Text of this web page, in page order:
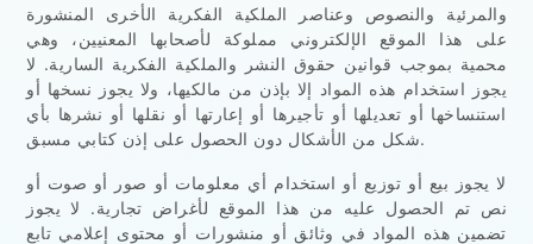
والمرئية والنصوص وعناصر الملكية الفكرية الأخرى المنشورة
على هذا الموقع الإلكتروني مملوكة لأصحابها المعنيين، وهي
محمية بموجب قوانين حقوق النشر والملكية الفكرية السارية. لا
يجوز استخدام هذه المواد إلا بإذن من مالكيها، ولا يجوز نسخها أو
استنساخها أو تعديلها أو تأجيرها أو إعارتها أو نقلها أو نشرها بأي
شكل من الأشكال دون الحصول على إذن كتابي مسبق.
لا يجوز بيع أو توزيع أو استخدام أي معلومات أو صور أو صوت أو
نص تم الحصول عليه من هذا الموقع لأغراض تجارية. لا يجوز
تضمين هذه المواد في وثائق أو منشورات أو محتوى إعلامي تابع